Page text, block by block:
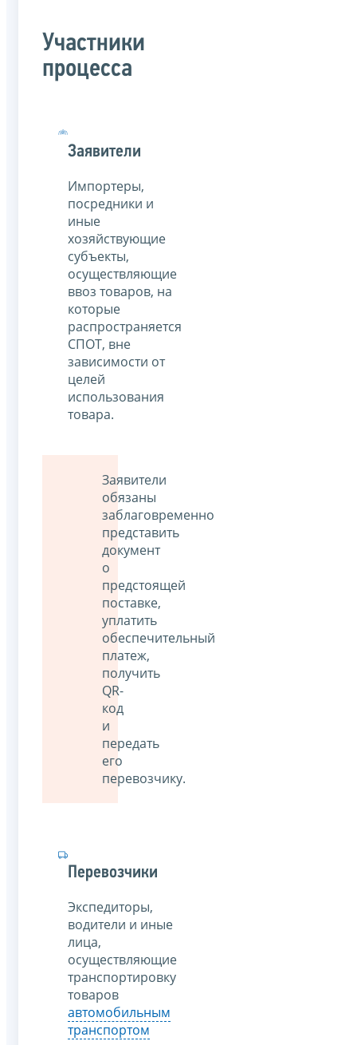
Участники
процесса
Заявители
Импортеры,
посредники и
иные
хозяйствующие
субъекты,
осуществляющие
ввоз товаров, на
которые
распространяется
СПОТ, вне
зависимости от
целей
использования
товара.
Заявители
обязаны
заблаговременно
представить
документ
о
предстоящей
поставке,
уплатить
обеспечительный
платеж,
получить
QR-
код
и
передать
его
перевозчику.
Перевозчики
Экспедиторы,
водители и иные
лица,
осуществляющие
транспортировку
товаров
автомобильным
транспортом